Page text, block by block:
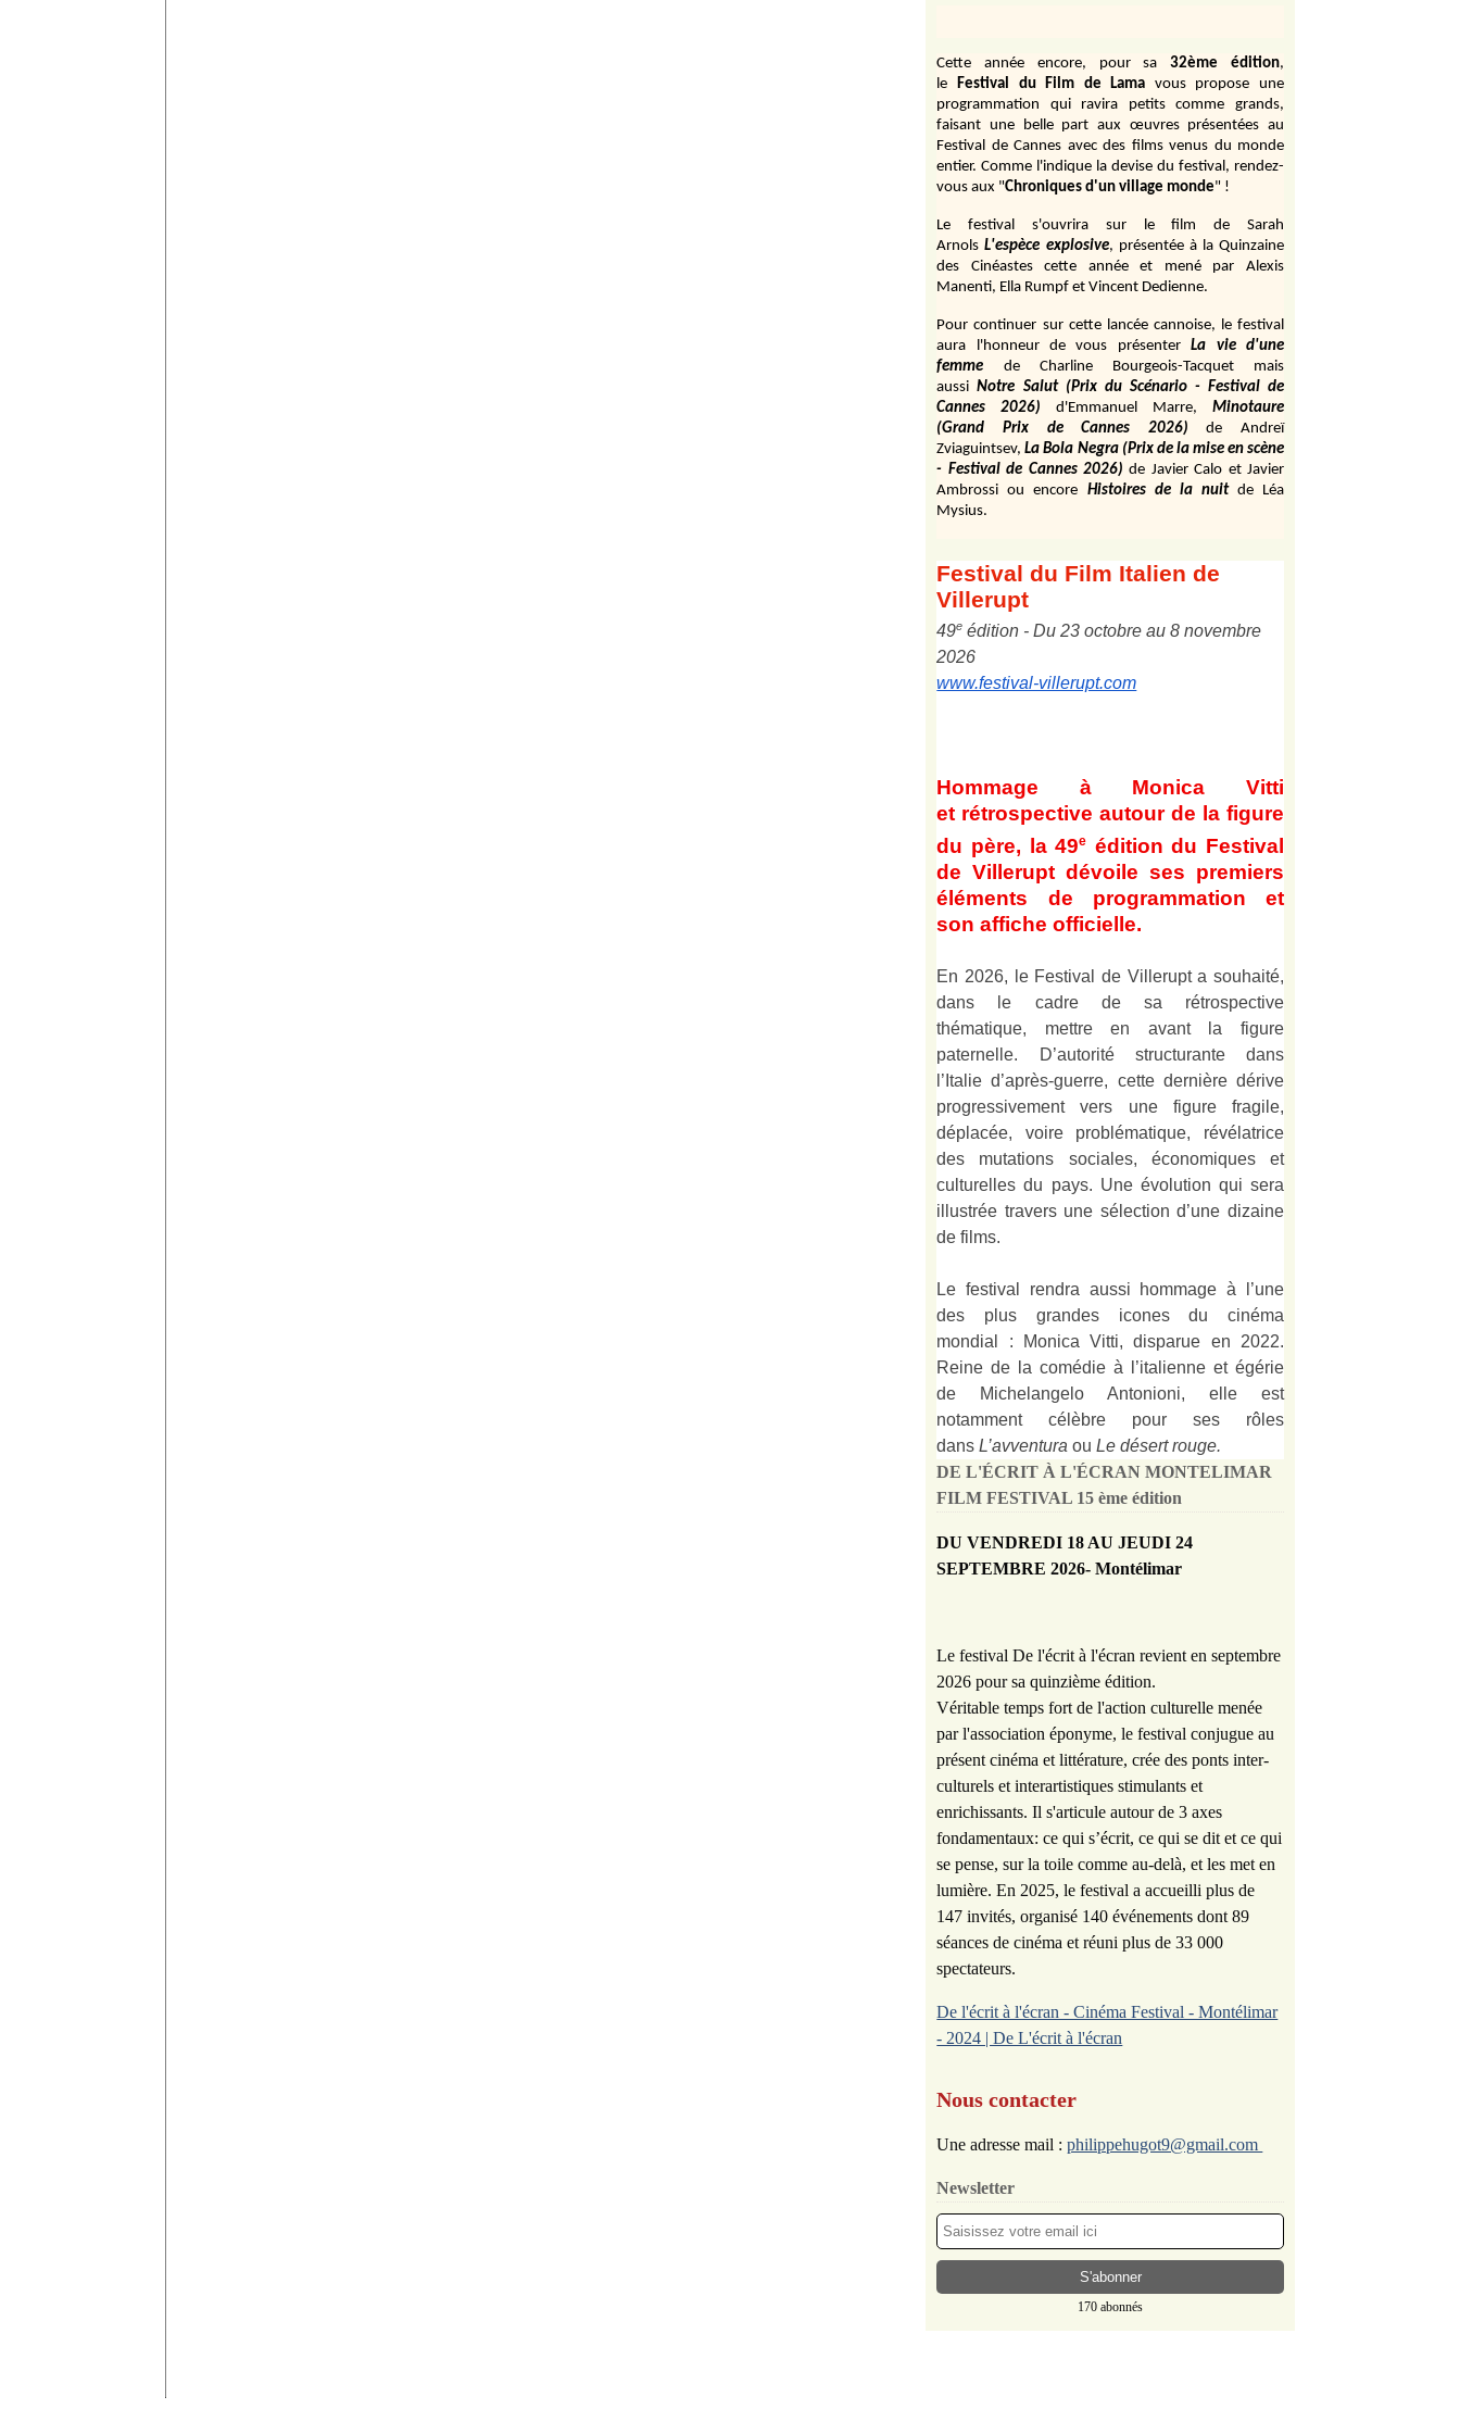
Cette année encore, pour sa 32ème édition,
le Festival du Film de Lama vous propose une
programmation qui ravira petits comme grands,
faisant une belle part aux œuvres présentées au
Festival de Cannes avec des films venus du monde
entier. Comme l'indique la devise du festival, rendez-
vous aux "Chroniques d'un village monde" !
Le festival s'ouvrira sur le film de Sarah
Arnols L'espèce explosive, présentée à la Quinzaine
des Cinéastes cette année et mené par Alexis
Manenti, Ella Rumpf et Vincent Dedienne.
Pour continuer sur cette lancée cannoise, le festival
aura l'honneur de vous présenter
La vie d'une
femme
de Charline Bourgeois-Tacquet
mais
aussi Notre Salut (Prix du Scénario - Festival de
Cannes 2026)
d'Emmanuel Marre,
Minotaure
(Grand Prix de Cannes 2026)
de Andreï
Zviaguintsev,La Bola Negra (Prix de la mise en scène
- Festival de Cannes 2026) de Javier Calo et Javier
Ambrossi ou encore Histoires de la nuit de Léa
Mysius.
Festival du Film Italien de
Villerupt
49e édition - Du 23 octobre au 8 novembre
2026
www.festival-villerupt.com
Hommage à Monica Vitti
et rétrospective autour de la figure
du père, la 49e édition du Festival
de Villerupt dévoile ses premiers
éléments de programmation et
son affiche officielle.
En 2026, le Festival de Villerupt a souhaité,
dans le cadre de sa rétrospective
thématique, mettre en avant la figure
paternelle. D’autorité structurante dans
l’Italie d’après-guerre, cette dernière dérive
progressivement vers une figure fragile,
déplacée, voire problématique, révélatrice
des mutations sociales, économiques et
culturelles du pays. Une évolution qui sera
illustrée travers une sélection d’une dizaine
de films.
Le festival rendra aussi hommage à l’une
des plus grandes icones du cinéma
mondial : Monica Vitti, disparue en 2022.
Reine de la comédie à l’italienne et égérie
de Michelangelo Antonioni, elle est
notamment célèbre pour ses rôles
dans L’avventura ou Le désert rouge.
DE L'ÉCRIT À L'ÉCRAN MONTELIMAR
FILM FESTIVAL 15 ème édition
DU VENDREDI 18 AU JEUDI 24
SEPTEMBRE 2026- Montélimar
Le festival De l'écrit à l'écran revient en septembre
2026 pour sa quinzième édition.
Véritable temps fort de l'action culturelle menée
par l'association éponyme, le festival conjugue au
présent cinéma et littérature, crée des ponts inter-
culturels et interartistiques stimulants et
enrichissants. Il s'articule autour de 3 axes
fondamentaux: ce qui s’écrit, ce qui se dit et ce qui
se pense, sur la toile comme au-delà, et les met en
lumière. En 2025, le festival a accueilli plus de
147 invités, organisé 140 événements dont 89
séances de cinéma et réuni plus de 33 000
spectateurs.
De l'écrit à l'écran - Cinéma Festival - Montélimar
- 2024 | De L'écrit à l'écran
Nous contacter
Une adresse mail :philippehugot9@gmail.com
Newsletter
170 abonnés